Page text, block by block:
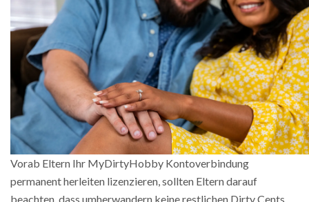
Vorab Eltern Ihr MyDirtyHobby Kontoverbindung
permanent herleiten lizenzieren, sollten Eltern darauf
beachten, dass umherwandern keine restlichen Dirty Cents